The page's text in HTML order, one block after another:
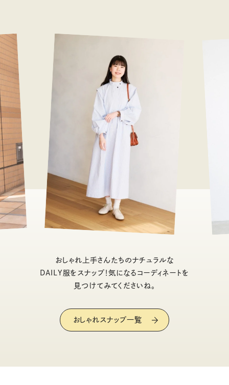
おしゃれ上手さんたちのナチュラルな
DAILY服をスナップ！気になるコーディネートを
見つけてみてくださいね。
おしゃれスナップ一覧